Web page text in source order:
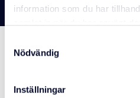
information som du har
samlat in när du har använt
Nödvändig
Inställningar
Vill du